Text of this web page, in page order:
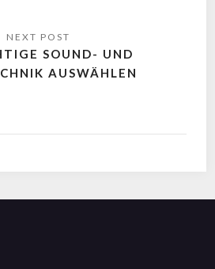
SOUND- UND
AUSWÄHLEN